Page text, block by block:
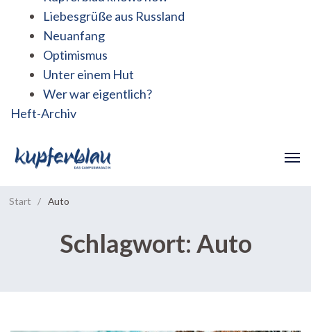
Liebesgrüße aus Russland
Neuanfang
Optimismus
Unter einem Hut
Wer war eigentlich?
Heft-Archiv
Start / Auto
Schlagwort: Auto